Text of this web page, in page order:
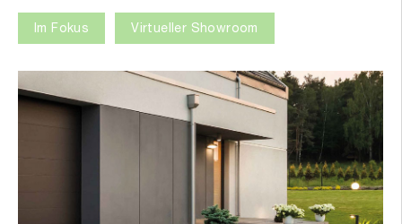
Im Fokus Virtueller Showroom